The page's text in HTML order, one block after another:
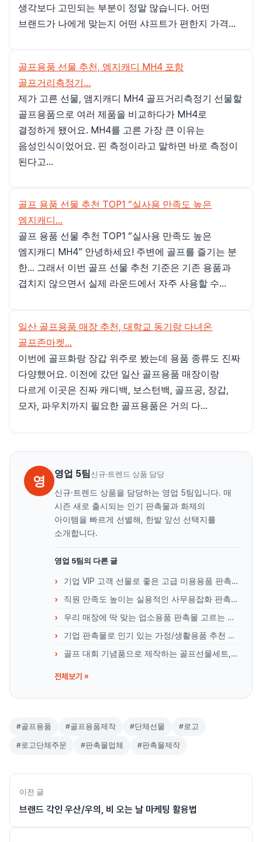
생각보다 고민되는 부분이 정말 많습니다. 어떤
브랜드가 나에게 맞는지 어떤 샤프트가 편한지 가격...
골프용품 선물 추천, 엠지캐디 MH4 포함
골프거리측정기...
제가 고른 선물, 앰지캐디 MH4 골프거리측정기 선물할
골프용품으로 여러 제품을 비교하다가 MH4로
결정하게 됐어요. MH4를 고른 가장 큰 이유는
음성인식이었어요. 핀 측정이라고 말하면 바로 측정이
된다고...
골프 용품 선물 추천 TOP1 “실사용 만족도 높은
엠지캐디...
골프 용품 선물 추천 TOP1 “실사용 만족도 높은
엠지캐디 MH4” 안녕하세요! 주변에 골프를 즐기는 분
한... 그래서 이번 골프 선물 추천 기준은 기존 용품과
겹치지 않으면서 실제 라운드에서 자주 사용할 수...
일산 골프용품 매장 추천, 대학교 동기랑 다녀온
골프존마켓...
이번에 골프화랑 장갑 위주로 봤는데 용품 종류도 진짜
다양했어요. 이전에 갔던 일산 골프용품 매장이랑
다르게 이곳은 진짜 캐디백, 보스턴백, 골프공, 장갑,
모자, 파우치까지 필요한 골프용품은 거의 다...
영 영업 5팀 신규·트렌드 상품 담당
신규·트렌드 상품을 담당하는 영업 5팀입니다. 매
시즌 새로 출시되는 인기 판촉물과 화제의
아이템을 빠르게 선별해, 한발 앞선 선택지를
소개합니다.
영업 5팀의 다른 글
기업 VIP 고객 선물로 좋은 고급 미용용품 판촉물 리스트
직원 만족도 높이는 실용적인 사무용잡화 판촉물 리스트
우리 매장에 딱 맞는 업소용품 판촉물 고르는 노하우
기업 판촉물로 인기 있는 가정/생활용품 추천 리스트
골프 대회 기념품으로 제작하는 골프선물세트, 뭐가 좋을까?
전체보기 »
#골프용품 #골프용품제작 #단체선물 #로고
#로고단체주문 #판촉물업체 #판촉물제작
이전 글
브랜드 각인 우산/우의, 비 오는 날 마케팅 활용법